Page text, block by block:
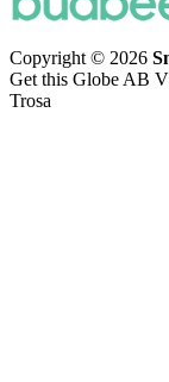
Copyright © 2026
Get this Globe AB
Trosa